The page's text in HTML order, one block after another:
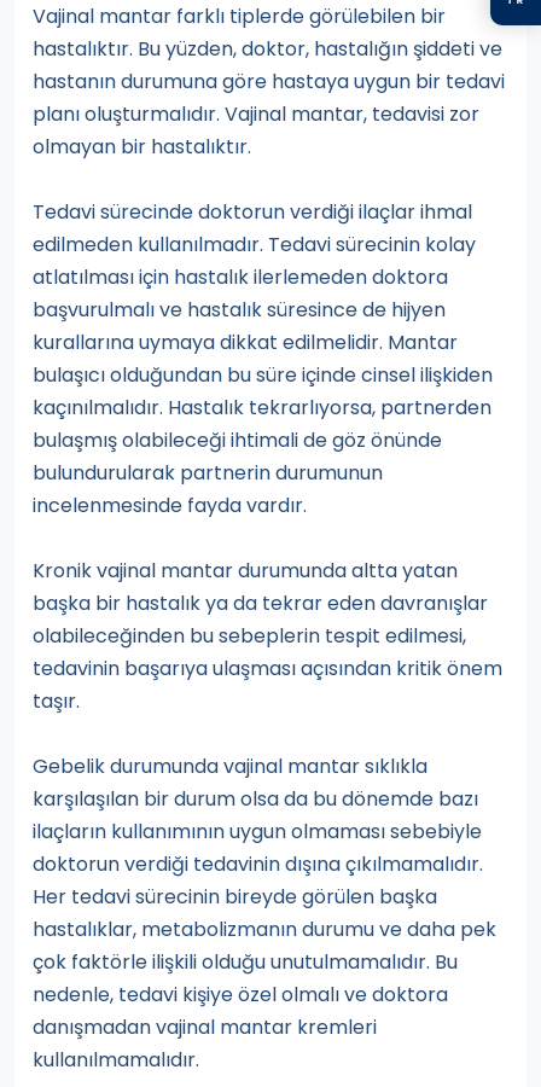
Vajinal mantar farklı tiplerde görülebilen bir
hastalıktır. Bu yüzden, doktor, hastalığın şiddeti ve
hastanın durumuna göre hastaya uygun bir tedavi
planı oluşturmalıdır. Vajinal mantar, tedavisi zor
olmayan bir hastalıktır.
Tedavi sürecinde doktorun verdiği ilaçlar ihmal
edilmeden kullanılmadır. Tedavi sürecinin kolay
atlatılması için hastalık ilerlemeden doktora
başvurulmalı ve hastalık süresince de hijyen
kurallarına uymaya dikkat edilmelidir. Mantar
bulaşıcı olduğundan bu süre içinde cinsel ilişkiden
kaçınılmalıdır. Hastalık tekrarlıyorsa, partnerden
bulaşmış olabileceği ihtimali de göz önünde
bulundurularak partnerin durumunun
incelenmesinde fayda vardır.
Kronik vajinal mantar durumunda altta yatan
başka bir hastalık ya da tekrar eden davranışlar
olabileceğinden bu sebeplerin tespit edilmesi,
tedavinin başarıya ulaşması açısından kritik önem
taşır.
Gebelik durumunda vajinal mantar sıklıkla
karşılaşılan bir durum olsa da bu dönemde bazı
ilaçların kullanımının uygun olmaması sebebiyle
doktorun verdiği tedavinin dışına çıkılmamalıdır.
Her tedavi sürecinin bireyde görülen başka
hastalıklar, metabolizmanın durumu ve daha pek
çok faktörle ilişkili olduğu unutulmamalıdır. Bu
nedenle, tedavi kişiye özel olmalı ve doktora
danışmadan vajinal mantar kremleri
kullanılmamalıdır.